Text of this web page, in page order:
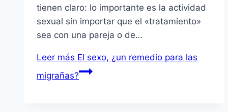
tienen claro: lo importante es la actividad
sexual sin importar que el «tratamiento»
sea con una pareja o de…
Leer más El sexo, ¿un remedio para las
migrañas?